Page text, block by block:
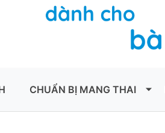
CHUẨN BỊ MANG THAI